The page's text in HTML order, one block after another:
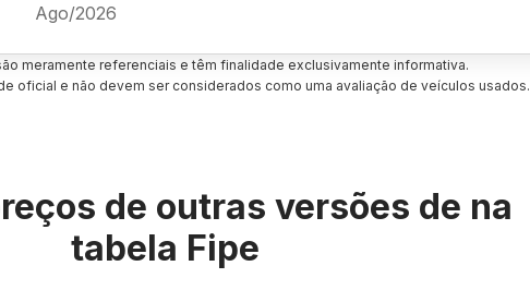
Ago/2026
meramente referenciais e têm finalidade exclusivamente informativa.
oficial e não devem ser considerados como uma avaliação de veículos usados.
de outras versões de na
tabela Fipe